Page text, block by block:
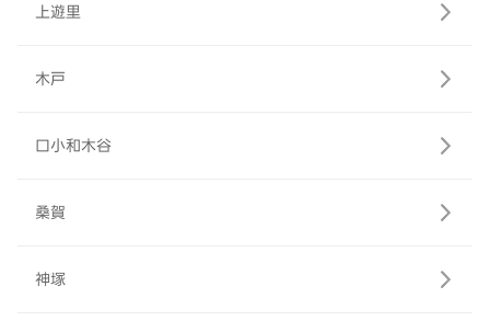
上遊里
木戸
口小和木谷
桑賀
神塚